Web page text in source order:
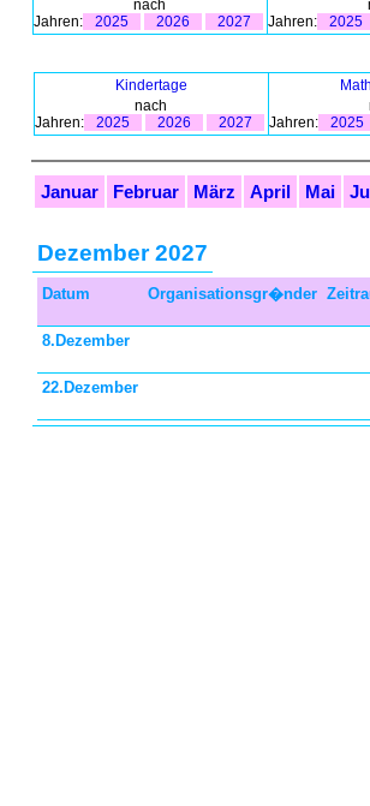
nach
Jahren:
2025 2026 2027
Jahren:
2025
Kindertage
nach
Jahren:
2025 2026 2027
Jahren:
2025
Januar Februar März April Mai
Dezember 2027
Datum Organisationsgr�nder
8.Dezember
22.Dezember